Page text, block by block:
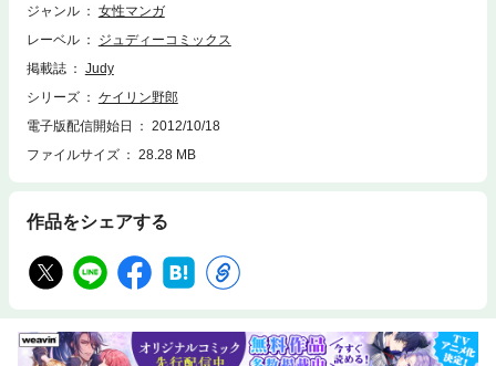
ジャンル
女性マンガ
レーベル
ジュディーコミックス
掲載誌
Judy
シリーズ
ケイリン野郎
電子版配信開始日
2012/10/18
ファイルサイズ
28.28 MB
作品をシェアする